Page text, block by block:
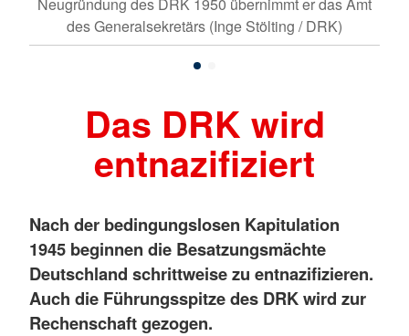
Neugründung des DRK 1950 übernimmt er das Amt
des Generalsekretärs (Inge Stölting / DRK)
Das DRK wird
entnazifiziert
Nach der bedingungslosen Kapitulation
1945 beginnen die Besatzungsmächte
Deutschland schrittweise zu entnazifizieren.
Auch die Führungsspitze des DRK wird zur
Rechenschaft gezogen.